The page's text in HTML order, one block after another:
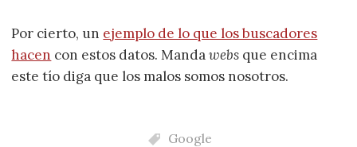
Por cierto, un ejemplo de lo que los buscadores
hacen con estos datos. Mandawebs que encima
este tío diga que los malos somos nosotros.
Google